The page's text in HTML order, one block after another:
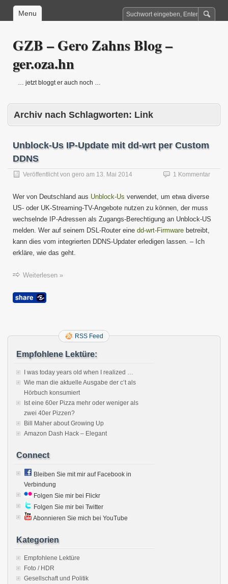
Menu
GZB – Gero Zahns Blog –
ger.oza.hn
… jetzt bloggt er auch noch …
Archiv nach Schlagworten: Link
Unblock-Us IP-Update mit dd-wrt per Custom
DDNS
Veröffentlicht von gero am 13. Mai 2014 1 Kommentar
Wer von Deutschland aus Unblock-Us verwendet, um etwa diverse
US- oder UK-Streaming-TV-Angebote nutzen zu können, der muss
wechselnde IP-Adressen als Zugangs-Berechtigung an Unblock-US
melden. Wer auf seinem DSL-Router eine dd-wrt-Firmware betreibt,
kann dies vom integrierten DDNS-Updater erledigen lassen. – Ich
erkläre, wie das geht.
Weiterlesen »
RSS Feed
Empfohlene Lektüre:
I was today years old when I realized …
Wie man die aktuelle Ausgabe der c’t als
Hörbuch konsumiert
Ist eine 60er Pizza mehr oder weniger als
zwei 40er Pizzen?
Bill Maher about Growing Up
Amazon Dash Hack – Elegant
Connect
Bleiben Sie mit mir auf Facebook in
Verbindung
Folgen Sie mir bei Flickr
Folgen Sie mir bei Twitter
Abonnieren Sie mich bei YouTube
Kategorien
Empfohlene Lektüre
Foto / HDR
Gesellschaft und Politik